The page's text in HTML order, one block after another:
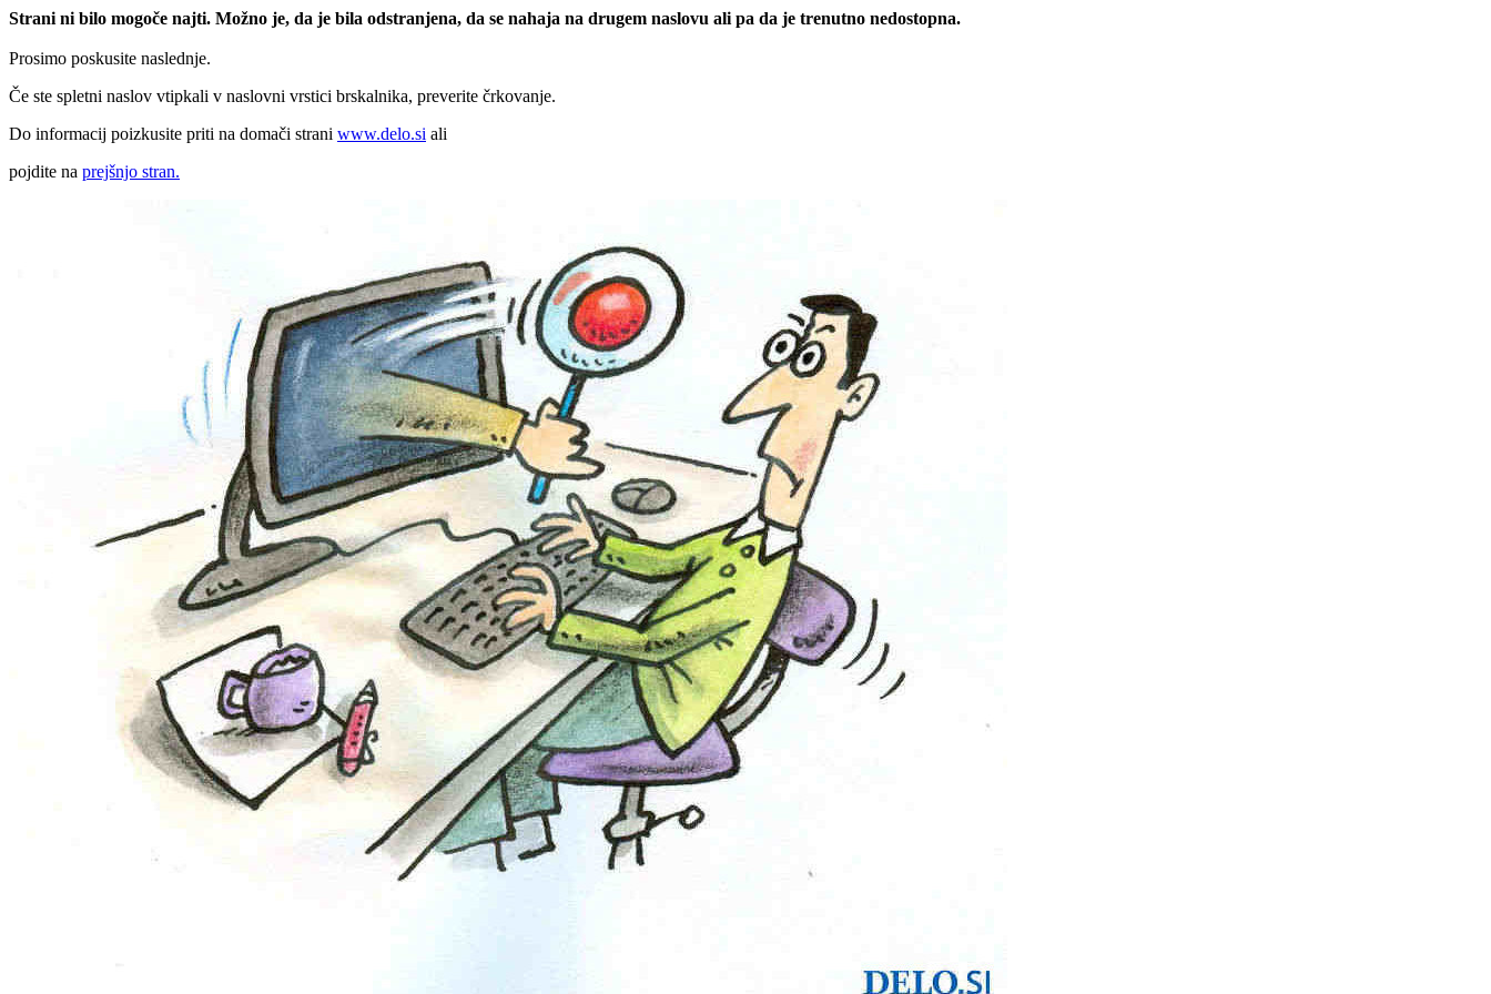
Strani ni bilo mogoče najti. Možno je, da je bila odstranjena, da se nahaja na drugem naslovu ali pa da je trenutno nedostopna.
Prosimo poskusite naslednje.
Če ste spletni naslov vtipkali v naslovni vrstici brskalnika, preverite črkovanje.
Do informacij poizkusite priti na domači strani www.delo.si ali
pojdite na prejšnjo stran.